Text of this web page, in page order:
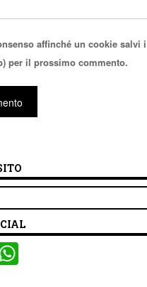
affinché un cookie salvi
per il prossimo commento.